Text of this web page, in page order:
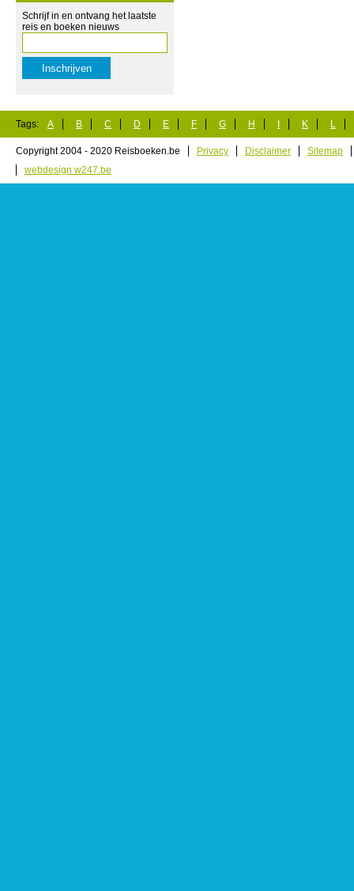
Schrijf in en ontvang het laatste
reis en boeken nieuws
Tags: A B C D E F G H K L
Copyright 2004 - 2020 Reisboeken.be Privacy Disclaimer
Sitemap
webdesign w247.be